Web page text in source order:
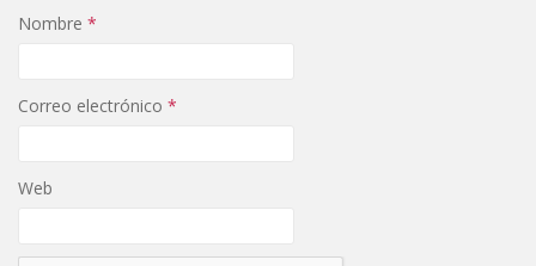
Nombre *
Correo electrónico *
Web